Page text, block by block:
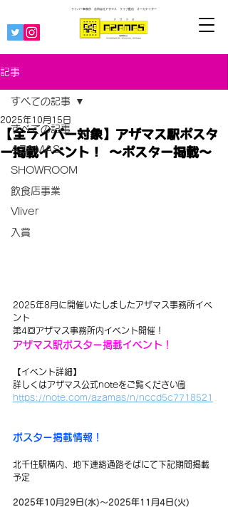
ライバー事務所 合同会社アザマス ライブ配信 オーガナイザー
記事
すべての記事
AZAMAS
SHOWROOM
飲食店事業
Vliver
入賞
すべての記事
【全ライバー対象】アザマス駅ポスタ
ー掲載イベント！ 〜ポスター掲載〜
2025年10月15日
2025年8月に開催いたしましたアザマス事務所イベ
ント
第4回アザマス事務所内イベント開催！
アザマス駅ポスター掲載イベント！
【イベント詳細】
詳しくはアザマス公式noteをご覧ください🗒️
https://note.com/azamas/n/nccd5c7718521
ポスター掲載情報！
北千住駅構内、地下連絡通路そばにて下記期間掲載
予定
2025年10月29日(水)～2025年11月4日(火)